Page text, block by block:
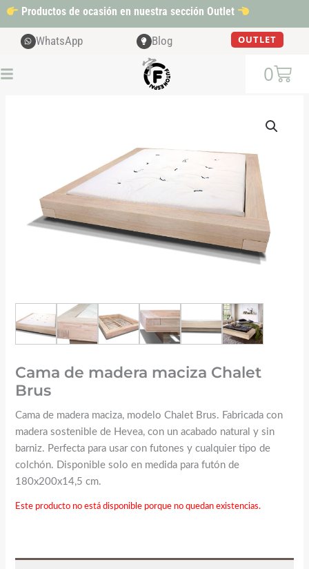
al
contenido
Productos de ocasión en nuestra sección Outlet
WhatsApp Blog OUTLET
0
Cart
Cama de madera maciza Chalet
Brus
Cama de madera maciza, modelo Chalet Brus. Fabricada con
madera sostenible de Hevea, con un acabado natural y sin
barniz. Perfecta para usar con futones y cualquier tipo de
colchón. Disponible solo en medida para futón de
180x200x14,5 cm.
Este producto no está disponible porque no quedan existencias.